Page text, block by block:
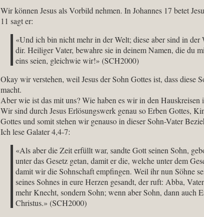
Wir können Jesus als Vorbild nehmen. In Johannes 17 betet
11 sagt er:
«Und ich bin nicht mehr in der Welt; diese aber sind in der
dir. Heiliger Vater, bewahre sie in deinem Namen, die du
eins seien, gleichwie wir!»‭ (SCH2000)
Okay wir verstehen, weil Jesus der Sohn Gottes ist, dass diese
macht.
Aber wie ist das mit uns? Wie haben es wir in den Hauskreisen
Wir sind durch Jesus Erlösungswerk genau so Erben Gottes,
Gottes und somit stehen wir genauso in dieser Sohn-Vater
Ich lese Galater 4,4-7:
«Als aber die Zeit erfüllt war, sandte Gott seinen Sohn,
unter das Gesetz getan, damit er die, welche unter dem
damit wir die Sohnschaft empfingen. Weil ihr nun Söhne
seines Sohnes in eure Herzen gesandt, der ruft: Abba,
mehr Knecht, sondern Sohn; wenn aber Sohn, dann auch
Christus.» (SCH2000)